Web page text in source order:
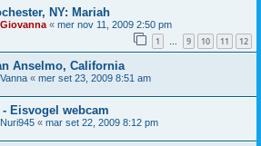
NY: Mariah
Giovanna « mer nov 11, 2009 2:50 pm
1 … 9 10 11 12
Anselmo, California
Vanna « mer set 23, 2009 8:51 am
Eisvogel webcam
Nuri945 « mar set 22, 2009 8:12 pm